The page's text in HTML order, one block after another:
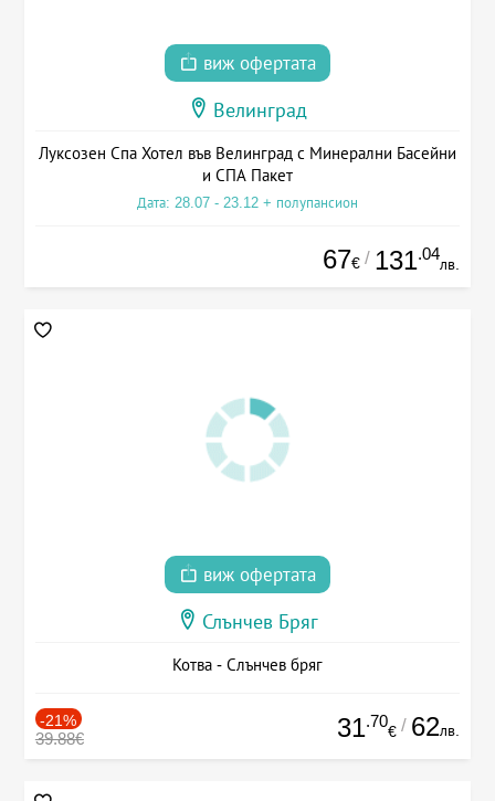
виж офертата
Велинград
Луксозен Спа Хотел във Велинград с Минерални Басейни
и СПА Пакет
Дата: 28.07 - 23.12 + полупансион
67€ / 131.04
лв.
виж офертата
Слънчев Бряг
Котва - Слънчев бряг
-21%
39.88€ 31.70
€ / 62лв.